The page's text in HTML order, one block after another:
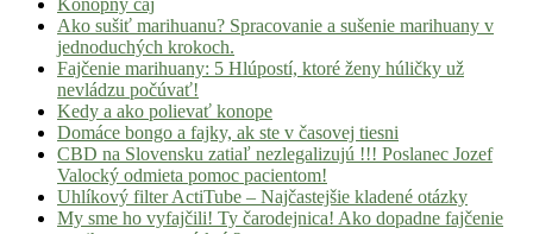
Ako sušiť marihuanu? Spracovanie a sušenie marihuany v
jednoduchých krokoch.
Fajčenie marihuany: 5 Hlúpostí, ktoré ženy húličky už
nevládzu počúvať!
Kedy a ako polievať konope
Domáce bongo a fajky, ak ste v časovej tiesni
CBD na Slovensku zatiaľ nezlegalizujú !!! Poslanec Jozef
Valocký odmieta pomoc pacientom!
Uhlíkový filter ActiTube – Najčastejšie kladené otázky
My sme ho vyfajčili! Ty čarodejnica! Ako dopadne fajčenie